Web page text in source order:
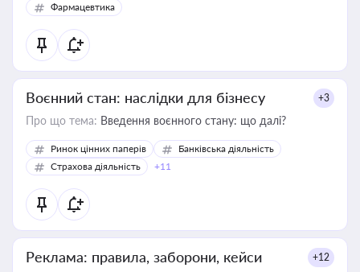
Фармацевтика
Воєнний стан: наслідки для бізнесу +3
Про що тема: Введення воєнного стану: що далі?
Ринок цінних паперів
Банківська діяльність
Страхова діяльність
+11
Реклама: правила, заборони, кейси +12